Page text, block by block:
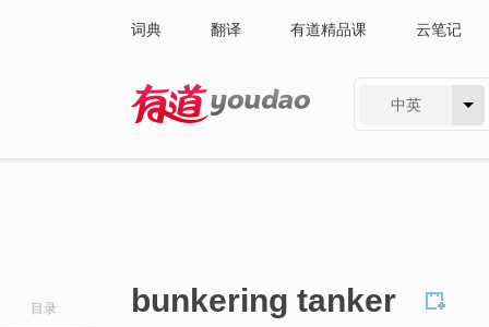
词典 翻译 有道精品课 云笔记
中英
目录 bunkering tanker